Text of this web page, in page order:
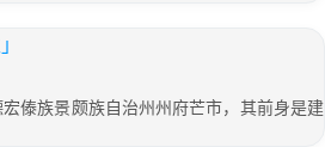
傣族景颇族自治州州府芒市，其前身是建